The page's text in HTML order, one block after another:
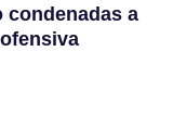
condenadas a